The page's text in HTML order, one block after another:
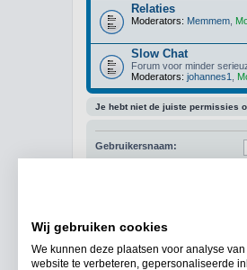
Relaties
Moderators: Memmem
Slow Chat
Forum voor minder
Moderators: johannes1
Je hebt niet de juiste permissies
Gebruikersnaam:
Wij gebruiken cookies
We kunnen deze plaatsen voor analyse
website te verbeteren, gepersonaliseerde